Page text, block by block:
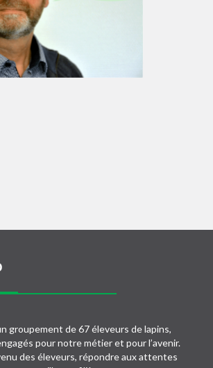
groupement de 67 éleveurs de lapins,
pour notre métier et pour l’avenir.
des éleveurs, répondre aux attentes